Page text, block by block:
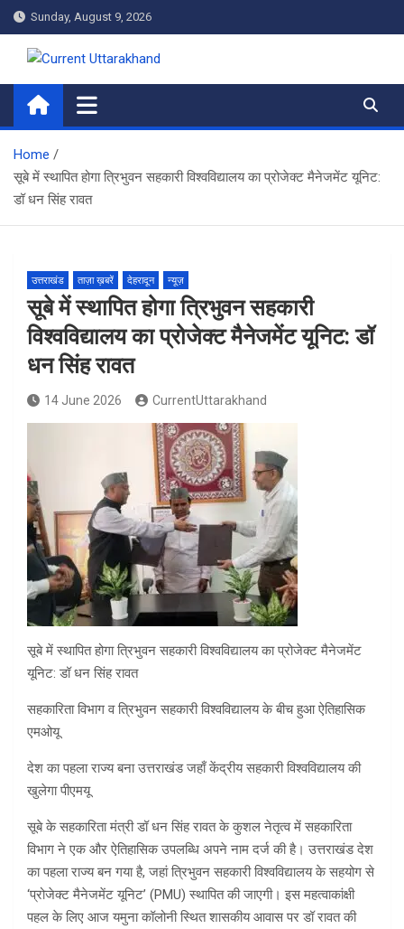
Skip
to
content
Sunday, August 9, 2026
Current Uttarakhand
Home
सूबे में स्थापित होगा त्रिभुवन सहकारी विश्वविद्यालय का प्रोजेक्ट मैनेजमेंट यूनिट:
डॉ धन सिंह रावत
उत्तराखंड ताज़ा ख़बरें देहरादून न्यूज़
सूबे में स्थापित होगा त्रिभुवन सहकारी
विश्वविद्यालय का प्रोजेक्ट मैनेजमेंट यूनिट: डॉ
धन सिंह रावत
14 June 2026 CurrentUttarakhand
सूबे में स्थापित होगा त्रिभुवन सहकारी विश्वविद्यालय का प्रोजेक्ट मैनेजमेंट
यूनिट: डॉ धन सिंह रावत
सहकारिता विभाग व त्रिभुवन सहकारी विश्वविद्यालय के बीच हुआ ऐतिहासिक
एमओयू
देश का पहला राज्य बना उत्तराखंड जहाँ केंद्रीय सहकारी विश्वविद्यालय की
खुलेगा पीएमयू
सूबे के सहकारिता मंत्री डॉ धन सिंह रावत के कुशल नेतृत्व में सहकारिता
विभाग ने एक और ऐतिहासिक उपलब्धि अपने नाम दर्ज की है। उत्तराखंड देश
का पहला राज्य बन गया है, जहां त्रिभुवन सहकारी विश्वविद्यालय के सहयोग से
‘प्रोजेक्ट मैनेजमेंट यूनिट’ (PMU) स्थापित की जाएगी। इस महत्वाकांक्षी
पहल के लिए आज यमुना कॉलोनी स्थित शासकीय आवास पर डॉ रावत की